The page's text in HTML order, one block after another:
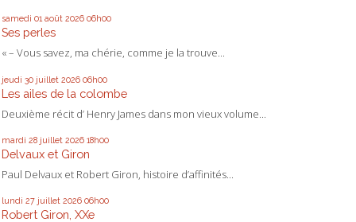
samedi 01 août 2026 06h00
Ses perles
« – Vous savez, ma chérie, comme je la trouve...
jeudi 30 juillet 2026 06h00
Les ailes de la colombe
Deuxième récit d’ Henry James dans mon vieux volume...
mardi 28 juillet 2026 18h00
Delvaux et Giron
Paul Delvaux et Robert Giron, histoire d’affinités...
lundi 27 juillet 2026 06h00
Robert Giron, XXe